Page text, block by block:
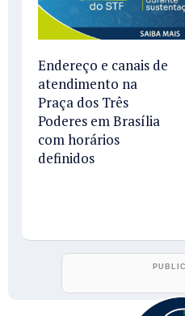
Endereço e canais de
atendimento na
Praça dos Três
Poderes em Brasília
com horários
definidos